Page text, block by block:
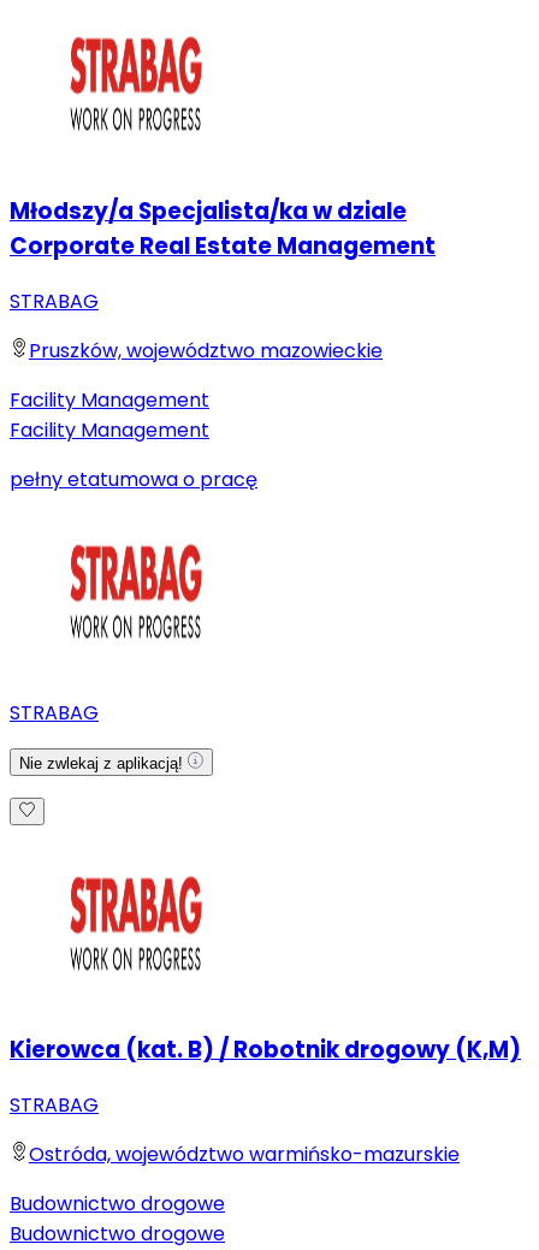
Młodszy/a Specjalista/ka w dziale
Corporate Real Estate Management
STRABAG
Pruszków, województwo mazowieckie
Facility Management
Facility Management
pełny etatumowa o pracę
STRABAG
Nie zwlekaj z aplikacją!
Kierowca (kat. B) / Robotnik drogowy (K,M)
STRABAG
Ostróda, województwo warmińsko-mazurskie
Budownictwo drogowe
Budownictwo drogowe